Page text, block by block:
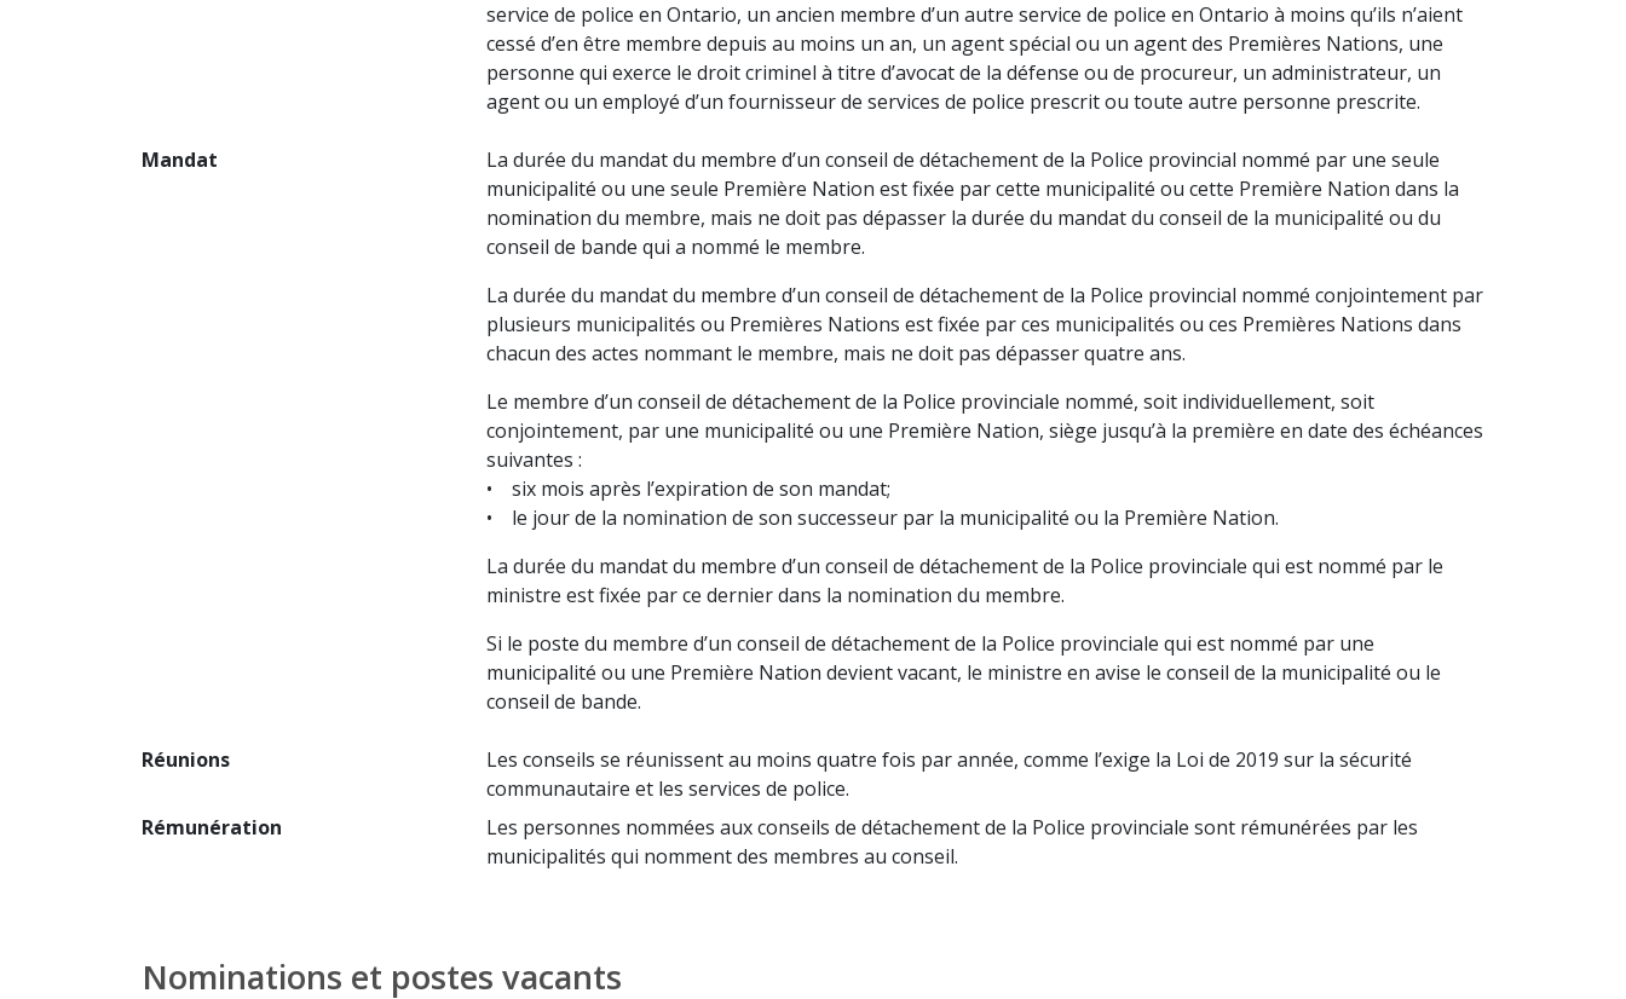
service de police en Ontario, un ancien membre d’un autre service de police en Ontario à moins qu’ils n’aient
cessé d’en être membre depuis au moins un an, un agent spécial ou un agent des Premières Nations, une
personne qui exerce le droit criminel à titre d’avocat de la défense ou de procureur, un administrateur, un
agent ou un employé d’un fournisseur de services de police prescrit ou toute autre personne prescrite.
Mandat
La durée du mandat du membre d’un conseil de détachement de la Police provincial nommé par une seule
municipalité ou une seule Première Nation est fixée par cette municipalité ou cette Première Nation dans la
nomination du membre, mais ne doit pas dépasser la durée du mandat du conseil de la municipalité ou du
conseil de bande qui a nommé le membre.
La durée du mandat du membre d’un conseil de détachement de la Police provincial nommé conjointement par
plusieurs municipalités ou Premières Nations est fixée par ces municipalités ou ces Premières Nations dans
chacun des actes nommant le membre, mais ne doit pas dépasser quatre ans.
Le membre d’un conseil de détachement de la Police provinciale nommé, soit individuellement, soit
conjointement, par une municipalité ou une Première Nation, siège jusqu’à la première en date des échéances
suivantes :
• six mois après l’expiration de son mandat;
• le jour de la nomination de son successeur par la municipalité ou la Première Nation.
La durée du mandat du membre d’un conseil de détachement de la Police provinciale qui est nommé par le
ministre est fixée par ce dernier dans la nomination du membre.
Si le poste du membre d’un conseil de détachement de la Police provinciale qui est nommé par une
municipalité ou une Première Nation devient vacant, le ministre en avise le conseil de la municipalité ou le
conseil de bande.
Réunions
Les conseils se réunissent au moins quatre fois par année, comme l’exige la Loi de 2019 sur la sécurité
communautaire et les services de police.
Rémunération
Les personnes nommées aux conseils de détachement de la Police provinciale sont rémunérées par les
municipalités qui nomment des membres au conseil.
Nominations et postes vacants